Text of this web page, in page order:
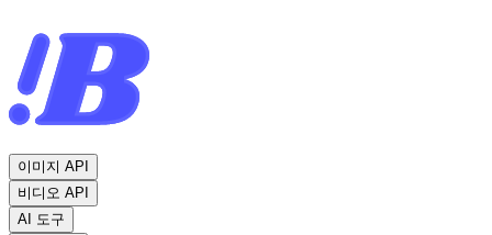
이미지 API
비디오 API
AI 도구